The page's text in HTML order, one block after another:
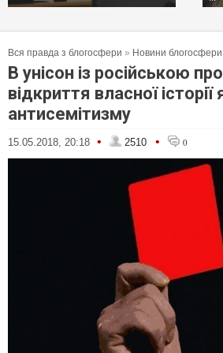
Вся правда з блогосфери » Новини блогосфери
В унісон із російською
відкриття власної історії
антисемітизму
15.05.2018, 20:18 • 2510 • 0